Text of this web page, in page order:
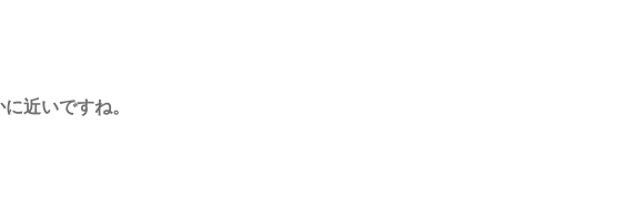
近いですね。